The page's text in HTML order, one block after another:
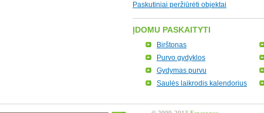
Paskutiniai peržiūrėti objektai
ĮDOMU PASKAITYTI
Birštonas
Purvo gydyklos
Gydymas purvu
Saulės laikrodis kalendorius